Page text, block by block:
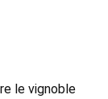
le vignoble